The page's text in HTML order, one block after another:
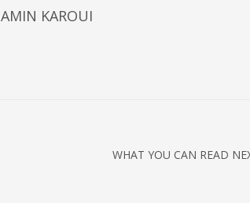
AMIN KAROUI
WHAT YOU CAN READ